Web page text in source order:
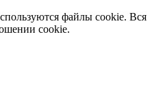
файлы cookie. Вся
cookie.